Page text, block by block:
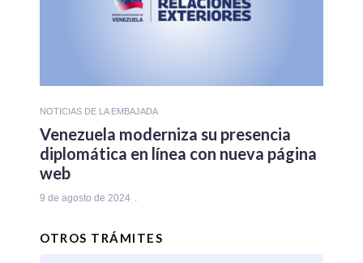
NOTICIAS DE LA EMBAJADA
Venezuela moderniza su presencia
diplomática en línea con nueva página
web
9 de agosto de 2024
OTROS TRÁMITES